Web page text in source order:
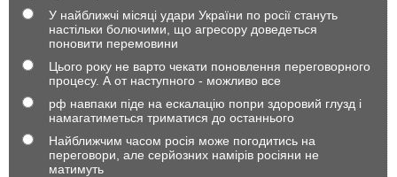
У найближчі місяці удари України по росії стануть
настільки болючими, що агресору доведеться
поновити перемовини
Цього року не варто чекати поновлення переговорного
процесу. А от наступного - можливо все
рф навпаки піде на ескалацію попри здоровий глузд і
намагатиметься триматися до останнього
Найближчим часом росія може погодитись на
переговори, але серйозних намірів росіяни не
матимуть